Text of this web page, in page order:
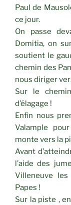
Paul de
ce jour.
On passe
Domitia, on
soutient le
chemin des
nous diriger
Sur le
d’élagage !
Enfin nous
Valample
monte vers la
Avant
l’aide des
Villeneuve
Papes !
Sur la piste ,